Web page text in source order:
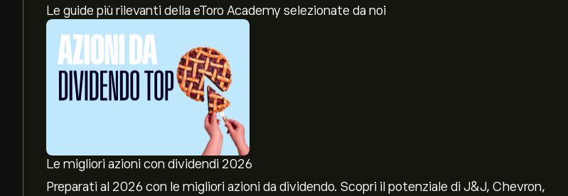
Le guide più rilevanti della eToro Academy selezionate da noi
Le migliori azioni con dividendi 2026
Preparati al 2026 con le migliori azioni da dividendo. Scopri il potenziale di J&J, Chevron,